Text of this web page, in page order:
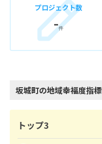
プロジェクト数
-件
坂城町の地域幸福度指標
トップ3